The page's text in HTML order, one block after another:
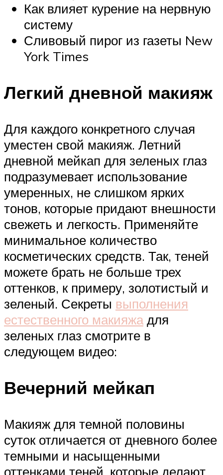
Как влияет курение на нервную
систему
Сливовый пирог из газеты New
York Times
Легкий дневной макияж
Для каждого конкретного случая
уместен свой макияж. Летний
дневной мейкап для зеленых глаз
подразумевает использование
умеренных, не слишком ярких
тонов, которые придают внешности
свежеть и легкость. Применяйте
минимальное количество
косметических средств. Так, теней
можете брать не больше трех
оттенков, к примеру, золотистый и
зеленый. Секреты выполнения
естественного макияжа для
зеленых глаз смотрите в
следующем видео:
Вечерний мейкап
Макияж для темной половины
суток отличается от дневного более
темными и насыщенными
оттенками теней, которые делают